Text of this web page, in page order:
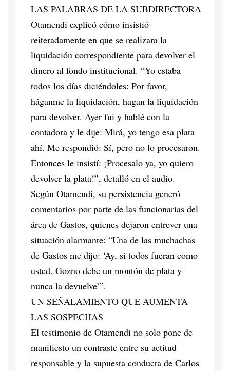
LAS PALABRAS DE LA SUBDIRECTORA
Otamendi explicó cómo insistió
reiteradamente en que se realizara la
liquidación correspondiente para devolver el
dinero al fondo institucional. “Yo estaba
todos los días diciéndoles: Por favor,
háganme la liquidación, hagan la liquidación
para devolver. Ayer fui y hablé con la
contadora y le dije: Mirá, yo tengo esa plata
ahí. Me respondió: Sí, pero no lo procesaron.
Entonces le insistí: ¡Procesalo ya, yo quiero
devolver la plata!”, detalló en el audio.
Según Otamendi, su persistencia generó
comentarios por parte de las funcionarias del
área de Gastos, quienes dejaron entrever una
situación alarmante: “Una de las muchachas
de Gastos me dijo: ‘Ay, si todos fueran como
usted. Gozno debe un montón de plata y
nunca la devuelve’”.
UN SEÑALAMIENTO QUE AUMENTA
LAS SOSPECHAS
El testimonio de Otamendi no solo pone de
manifiesto un contraste entre su actitud
responsable y la supuesta conducta de Carlos